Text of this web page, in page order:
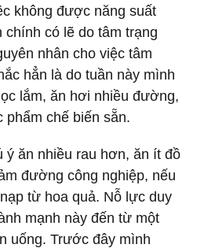
không được năng suất
chính có lẽ do tâm trạng
nhân cho việc tâm
hẳn là do tuần này mình
lắm, ăn hơi nhiều đường,
chế biến sẵn.
ý ăn nhiều rau hơn, ăn ít đồ
đường công nghiệp, nếu
từ hoa quả. Nỗ lực duy
mạnh này đến từ một
uống. Trước đây mình